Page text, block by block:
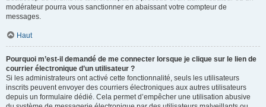
modérateur pourra vous sanctionner en abaissant votre compteur de
messages.
Haut
Pourquoi m’est-il demandé de me connecter lorsque je clique sur le lien de
courrier électronique d’un utilisateur ?
Si les administrateurs ont activé cette fonctionnalité, seuls les utilisateurs
inscrits peuvent envoyer des courriers électroniques aux autres utilisateurs
depuis un formulaire dédié. Cela permet d’empêcher une utilisation abusive